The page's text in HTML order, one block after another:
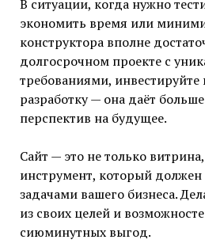
В ситуации, когда нужно
экономить время или
конструктора вполне
долгосрочном проекте с
требованиями, инвестируйте
разработку — она даёт
перспектив на будущее.
Сайт — это не только
инструмент, который должен
задачами вашего бизнеса.
из своих целей и
сиюминутных выгод.